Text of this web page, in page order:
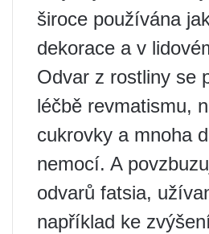
široce používána
dekorace a v
Odvar z rostliny se
léčbě revmatismu,
cukrovky a mnoha
nemocí. A
odvarů fatsia,
například ke